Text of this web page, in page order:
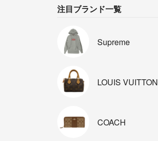
注目ブランド一覧
Supreme
LOUIS VUITTON
COACH